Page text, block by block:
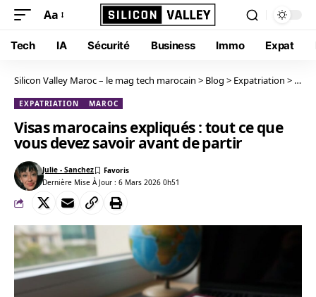
Aa
Tech IA Sécurité Business Immo Expat
Silicon Valley Maroc – le mag tech marocain > Blog > Expatriation >
EXPATRIATION MAROC
Visas marocains expliqués : tout ce que
vous devez savoir avant de partir
Dernière Mise À Jour : 6 Mars 2026 0h51
Julie - Sanchez